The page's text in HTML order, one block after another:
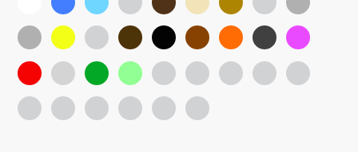
ciel
petrole
naturelle
clair
inox
jaune kaki marronnoir ocre orangepierre rose
rouge transparent
vert
vert-
deau
beige
bleu-
indigo
bleu-
nuit
calebasse
gris-
gris-
fume
marron-
clair
marron-
fonce
multicolore
noire-
orange
rouge-
bordeaux